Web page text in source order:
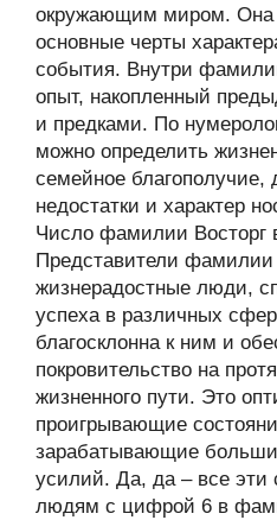
окружающим миром. Она
основные черты
события. Внутри
опыт, накопленный
и предками. По
можно определить
семейное благополучие,
недостатки и характер
Число фамилии Восторг
Представители фамилии
жизнерадостные люди,
успеха в различных
благосклонна к ним и
покровительство на
жизненного пути. Это
проигрывающие
зарабатывающие
усилий. Да, да – все эти
людям с цифрой 6 в